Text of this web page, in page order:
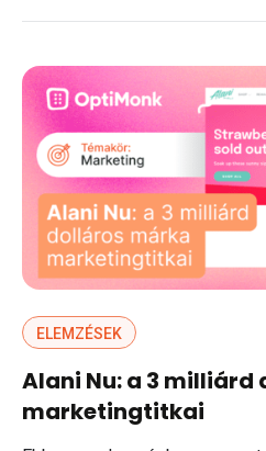
ELEMZÉSEK
Alani Nu: a 3
marketingtitkai